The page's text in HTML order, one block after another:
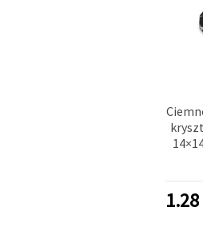
1.28